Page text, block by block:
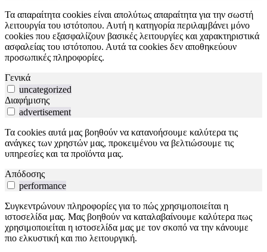
Τα απαραίτητα cookies είναι απολύτως απαραίτητα για την σωστή
λειτουργία του ιστότοπου. Αυτή η κατηγορία περιλαμβάνει μόνο
cookies που εξασφαλίζουν βασικές λειτουργίες και χαρακτηριστικά
ασφαλείας του ιστότοπου. Αυτά τα cookies δεν αποθηκεύουν
προσωπικές πληροφορίες.
Γενικά
uncategorized
Διαφήμισης
advertisement
Τα cookies αυτά μας βοηθούν να κατανοήσουμε καλύτερα τις
ανάγκες των χρηστών μας, προκειμένου να βελτιώσουμε τις
υπηρεσίες και τα προϊόντα μας.
Απόδοσης
performance
Συγκεντρώνουν πληροφορίες για το πώς χρησιμοποιείται η
ιστοσελίδα μας. Μας βοηθούν να καταλαβαίνουμε καλύτερα πως
χρησιμοποιείται η ιστοσελίδα μας με τον σκοπό να την κάνουμε
πιο ελκυστική και πιο λειτουργική.